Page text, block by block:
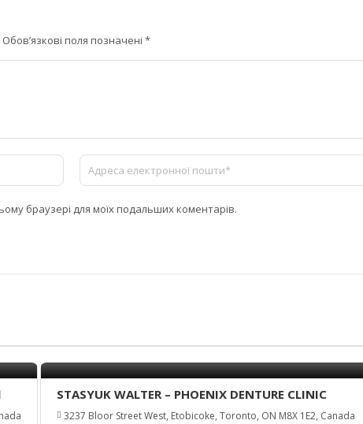
Обов’язкові поля позначені *
браузері для моїх подальших коментарів.
STASYUK WALTER – PHOENIX DENTURE CLINIC
3237 Bloor Street West, Etobicoke, Toronto, ON M8X 1E2, Canada